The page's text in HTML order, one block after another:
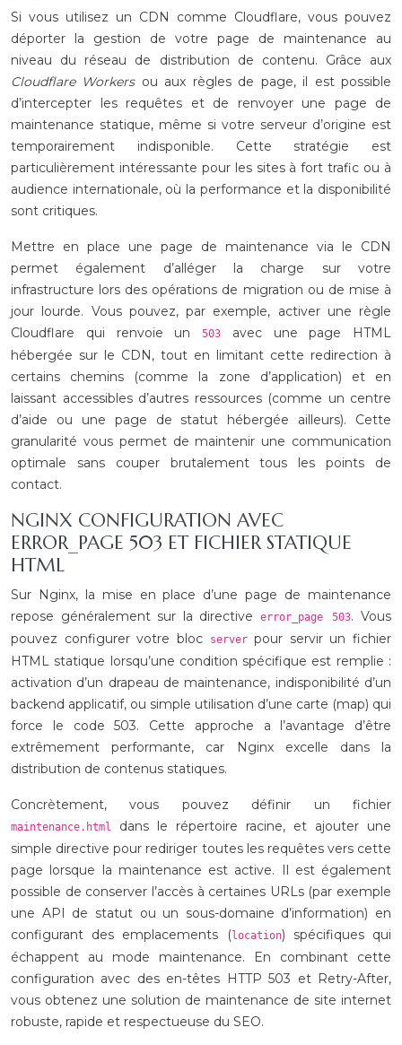
Si vous utilisez un CDN comme Cloudflare, vous pouvez
déporter la gestion de votre page de maintenance au
niveau du réseau de distribution de contenu. Grâce aux
Cloudflare Workersou aux règles de page, il est possible
d’intercepter les requêtes et de renvoyer une page de
maintenance statique, même si votre serveur d’origine est
temporairement indisponible. Cette stratégie est
particulièrement intéressante pour les sites à fort trafic ou à
audience internationale, où la performance et la disponibilité
sont critiques.
Mettre en place une page de maintenance via le CDN
permet également d’alléger la charge sur votre
infrastructure lors des opérations de migration ou de mise à
jour lourde. Vous pouvez, par exemple, activer une règle
Cloudflare qui renvoie un
503
avec une page HTML
hébergée sur le CDN, tout en limitant cette redirection à
certains chemins (comme la zone d’application) et en
laissant accessibles d’autres ressources (comme un centre
d’aide ou une page de statut hébergée ailleurs). Cette
granularité vous permet de maintenir une communication
optimale sans couper brutalement tous les points de
contact.
NGINX CONFIGURATION AVEC
ERROR_PAGE 503 ET FICHIER STATIQUE
HTML
Sur Nginx, la mise en place d’une page de maintenance
repose généralement sur la directive
error_page 503. Vous
pouvez configurer votre bloc
serverpour servir un fichier
HTML statique lorsqu’une condition spécifique est remplie :
activation d’un drapeau de maintenance, indisponibilité d’un
backend applicatif, ou simple utilisation d’une carte (map) qui
force le code 503. Cette approche a l’avantage d’être
extrêmement performante, car Nginx excelle dans la
distribution de contenus statiques.
Concrètement, vous pouvez définir un fichier
maintenance.html
dans le répertoire racine, et ajouter une
simple directive pour rediriger toutes les requêtes vers cette
page lorsque la maintenance est active. Il est également
possible de conserver l’accès à certaines URLs (par exemple
une API de statut ou un sous-domaine d’information) en
configurant des emplacements (location) spécifiques qui
échappent au mode maintenance. En combinant cette
configuration avec des en-têtes HTTP 503 et Retry-After,
vous obtenez une solution de maintenance de site internet
robuste, rapide et respectueuse du SEO.